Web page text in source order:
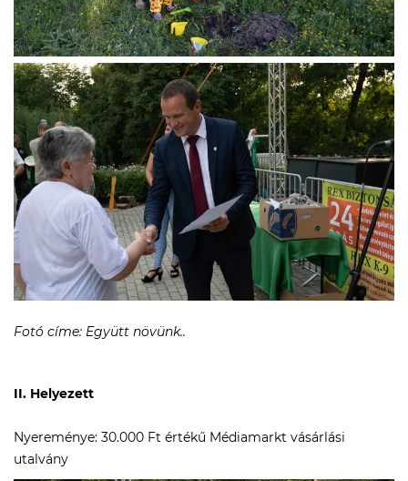
Fotó címe: Együtt növünk..
II. Helyezett
Nyereménye: 30.000 Ft értékű Médiamarkt vásárlási
utalvány